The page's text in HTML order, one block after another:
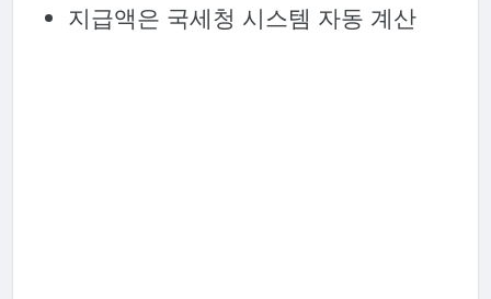
지급액은 국세청 시스템 자동 계산